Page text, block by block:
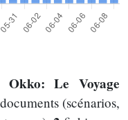
Okko: Le Voyage
(scénarios,